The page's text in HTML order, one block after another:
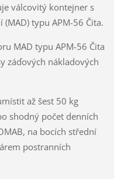
válcovitý kontejner s
typu APM-56 Čita.
MAD typu APM-56 Čita
záďových nákladových
až šest 50 kg
shodný počet denních
na bocích střední
postranních